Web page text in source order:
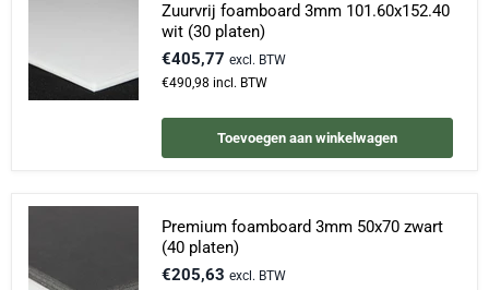
Zuurvrij foamboard 3mm 101.60x152.40
wit (30 platen)
€405,77 excl. BTW
€490,98 incl. BTW
Toevoegen aan winkelwagen
Premium foamboard 3mm 50x70 zwart
(40 platen)
€205,63 excl. BTW